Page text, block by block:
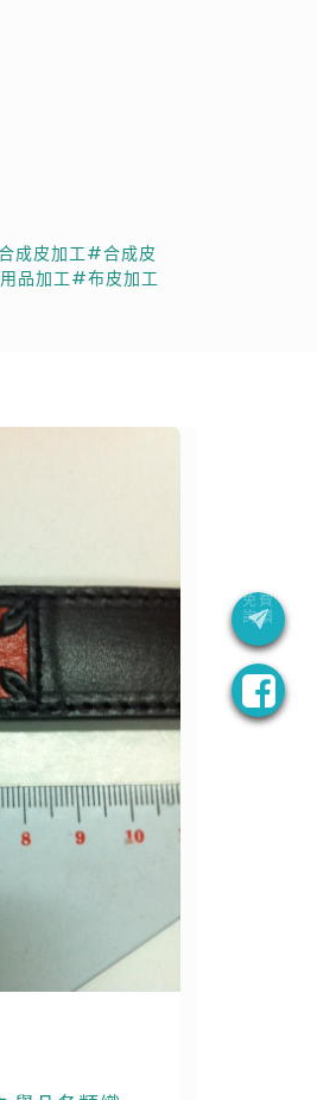
成皮加工#合成皮
品加工#布皮加工